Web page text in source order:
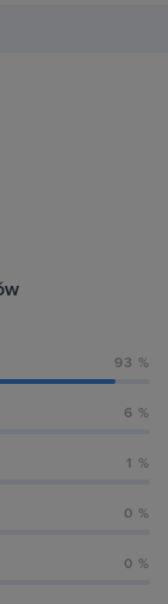
93 %
6 %
1 %
0 %
0 %